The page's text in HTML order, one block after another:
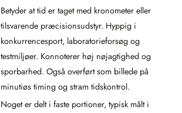
Betyder at tid er taget med kronometer eller
tilsvarende præcisionsudstyr. Hyppig i
konkurrencesport, laboratorieforsøg og
testmiljøer. Konnoterer høj nøjagtighed og
sporbarhed. Også overført som billede på
minutiøs timing og stram tidskontrol.
Noget er delt i faste portioner, typisk målt i